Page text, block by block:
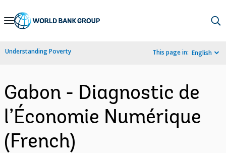
Skip
Navigation
Understanding Poverty This page in: English
Gabon - Diagnostic de
l’Économie Numérique
(French)